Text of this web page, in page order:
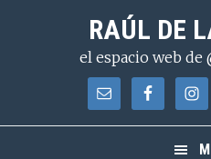
contenido
RAÚL DE
el espacio web de